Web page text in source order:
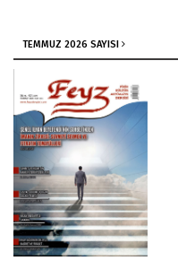
TEMMUZ 2026 SAYISI